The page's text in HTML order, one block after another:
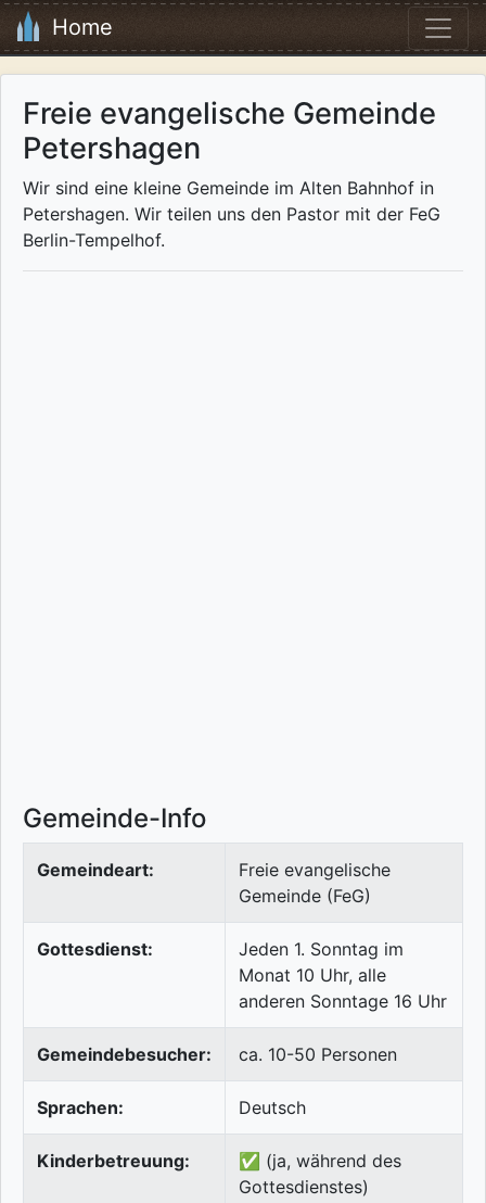
Home
Freie evangelische Gemeinde
Petershagen
Wir sind eine kleine Gemeinde im Alten Bahnhof in
Petershagen. Wir teilen uns den Pastor mit der FeG
Berlin-Tempelhof.
Gemeinde-Info
Gemeindeart:
Freie evangelische
Gemeinde (FeG)
Gottesdienst:
Jeden 1. Sonntag im
Monat 10 Uhr, alle
anderen Sonntage 16 Uhr
Gemeindebesucher: ca. 10-50 Personen
Sprachen: Deutsch
Kinderbetreuung:
✅ (ja, während des
Gottesdienstes)